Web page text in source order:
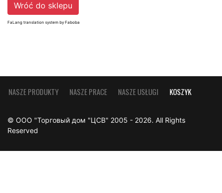
Wróć do sklepu
FaLang translation system by Faboba
NASZE PRODUKTY NASZE PRACE NASZE USŁUGI KOSZYK
© ООО "Торговый дом "ЦСВ" 2005 - 2026. All Rights
Reserved